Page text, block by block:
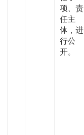
项、责
任主
体，进
行公
开。